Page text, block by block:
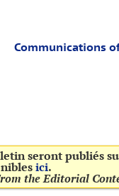
Communications
seront publiés
ici.
the Editorial